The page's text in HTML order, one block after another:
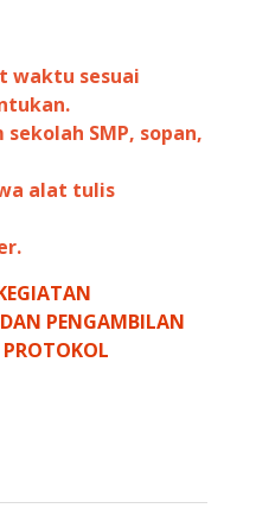
waktu sesuai
SMP, sopan,
alat tulis
PENGAMBILAN